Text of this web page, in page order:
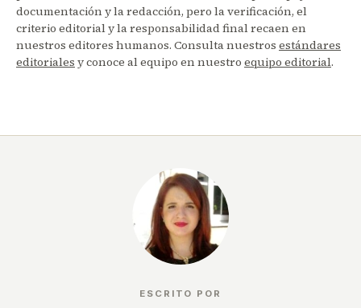
documentación y la redacción, pero la verificación, el
criterio editorial y la responsabilidad final recaen en
nuestros editores humanos. Consulta nuestros estándares
editoriales y conoce al equipo en nuestro equipo editorial.
ESCRITO POR